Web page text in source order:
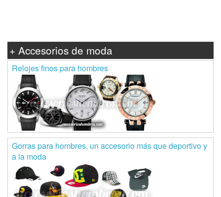
+ Accesorios de moda
Relojes finos para hombres
Gorras para hombres, un accesorio más que deportivo y
a la moda